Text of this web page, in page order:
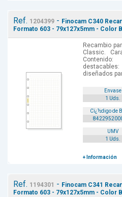
Ref. 1204399- Finocam C340
Formato 603 - 79x127x5mm - Color
Recambio
Classic.
diseñados
Envase
1 Uds.
Cï¿½digo de
UMV
1 Uds.
+ Información
Ref. 1194301 - Finocam C341
Formato 603 - 79x127x5mm - Color